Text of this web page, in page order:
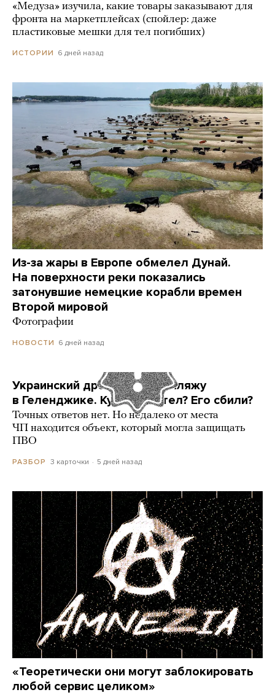
«Медуза» изучила, какие товары заказывают для
фронта на маркетплейсах (спойлер: даже
пластиковые мешки для тел погибших)
ИСТОРИИ 6 дней назад
Из-за жары в Европе обмелел Дунай.
На поверхности реки показались
затонувшие немецкие корабли времен
Второй мировой
Фотографии
НОВОСТИ 6 дней назад
Украинский дрон попал по пляжу
в Геленджике. Куда он летел? Его сбили?
Точных ответов нет. Но недалеко от места
ЧП находится объект, который могла защищать
ПВО
РАЗБОР 3 карточки 5 дней назад
«Теоретически они могут заблокировать
любой сервис целиком»